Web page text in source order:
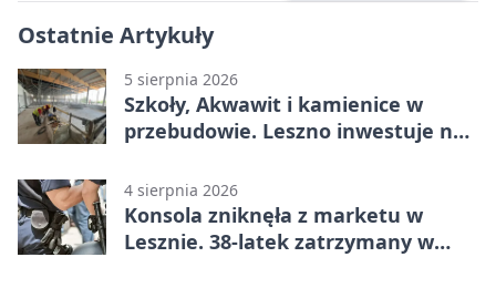
Ostatnie Artykuły
5 sierpnia 2026
Szkoły, Akwawit i kamienice w
przebudowie. Leszno inwestuje na
4 sierpnia 2026
Konsola zniknęła z marketu w
Lesznie. 38-latek zatrzymany w